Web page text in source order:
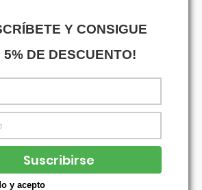
- Diseñado con porAgencia
Visual
Y CONSIGUE
5% DE DESCUENTO!
y acepto